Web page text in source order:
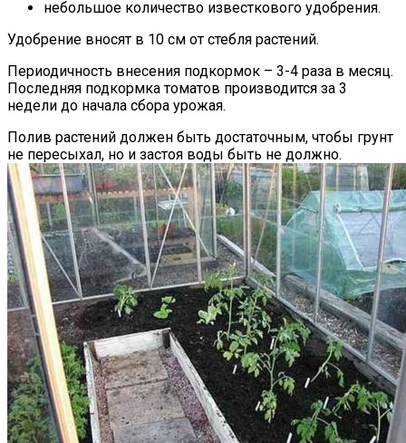
небольшое количество известкового удобрения.
Удобрение вносят в 10 см от стебля растений.
Периодичность внесения подкормок – 3-4 раза в месяц.
Последняя подкормка томатов производится за 3
недели до начала сбора урожая.
Полив растений должен быть достаточным, чтобы грунт
не пересыхал, но и застоя воды быть не должно.